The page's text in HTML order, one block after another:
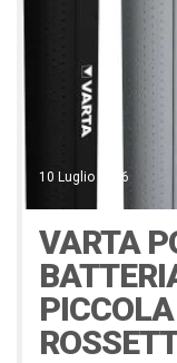
10 Luglio 2016
VARTA